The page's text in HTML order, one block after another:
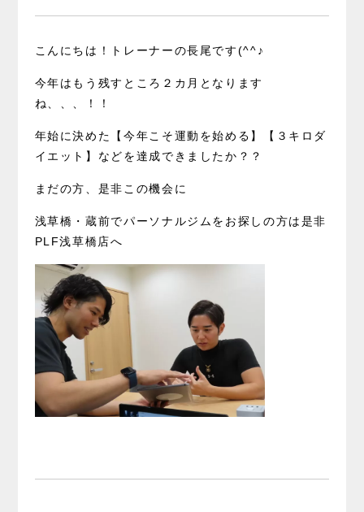
こんにちは！トレーナーの長尾です(^^♪
今年はもう残すところ２カ月となります
ね、、、！！
年始に決めた【今年こそ運動を始める】【３キロダ
イエット】などを達成できましたか？？
まだの方、是非この機会に
浅草橋・蔵前でパーソナルジムをお探しの方は是非
PLF浅草橋店へ